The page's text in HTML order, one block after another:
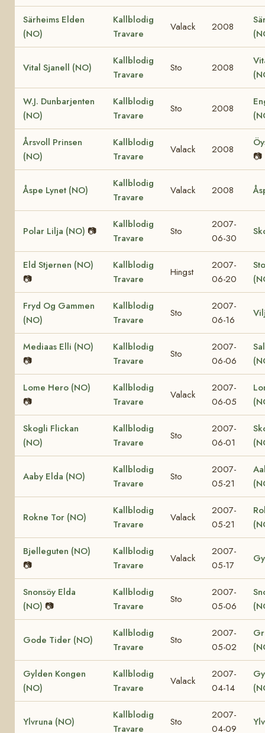
Särheims Elden
(NO)
Kallblodig
Travare
Valack 2008
Vital Sjanell (NO)
Kallblodig
Travare
Sto 2008
W.J. Dunbarjenten
(NO)
Kallblodig
Travare
Sto 2008
Årsvoll Prinsen
(NO)
Kallblodig
Travare
Valack 2008
📷
Åspe Lynet (NO)
Kallblodig
Travare
Valack 2008
Polar Lilja (NO) 📷
Kallblodig
Travare
Sto
2007-
06-30
Eld Stjernen (NO)
📷
Kallblodig
Travare
Hingst
2007-
06-20
Fryd Og Gammen
(NO)
Kallblodig
Travare
Sto
2007-
06-16
Mediaas Elli (NO)
📷
Kallblodig
Travare
Sto
2007-
06-06
Lome Hero (NO)
📷
Kallblodig
Travare
Valack
2007-
06-05
Skogli Flickan
(NO)
Kallblodig
Travare
Sto
2007-
06-01
Aaby Elda (NO)
Kallblodig
Travare
Sto
2007-
05-21
Rokne Tor (NO)
Kallblodig
Travare
Valack
2007-
05-21
Bjelleguten (NO)
📷
Kallblodig
Travare
Valack
2007-
05-17
Snonsöy Elda
(NO) 📷
Kallblodig
Travare
Sto
2007-
05-06
Gode Tider (NO)
Kallblodig
Travare
Sto
2007-
05-02
Gylden Kongen
(NO)
Kallblodig
Travare
Valack
2007-
04-14
Ylvruna (NO)
Kallblodig
Travare
Sto
2007-
04-09